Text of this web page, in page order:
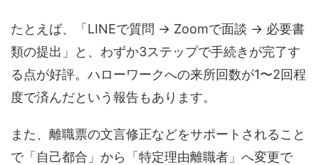
たとえば、「LINEで質問 → Zoomで面談 → 必要書
類の提出」と、わずか3ステップで手続きが完了す
る点が好評。ハローワークへの来所回数が1〜2回程
度で済んだという報告もあります。
また、離職票の文言修正などをサポートされること
で「自己都合」から「特定理由離職者」へ変更で